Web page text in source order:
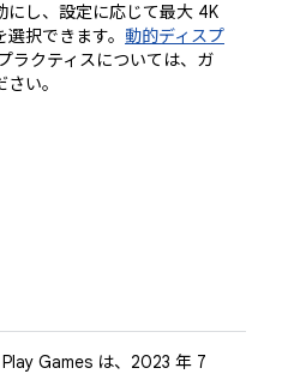
にし、設定に応じて最大 4K
択できます。 動的ディスプ
ラクティスについては、ガ
い。
Games は、2023 年 7